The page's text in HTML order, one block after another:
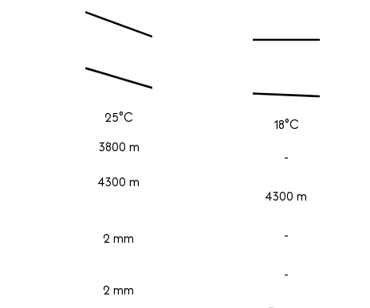
25°C
3800 m
4300 m
2 mm
2 mm
18°C
-
4300 m
-
-